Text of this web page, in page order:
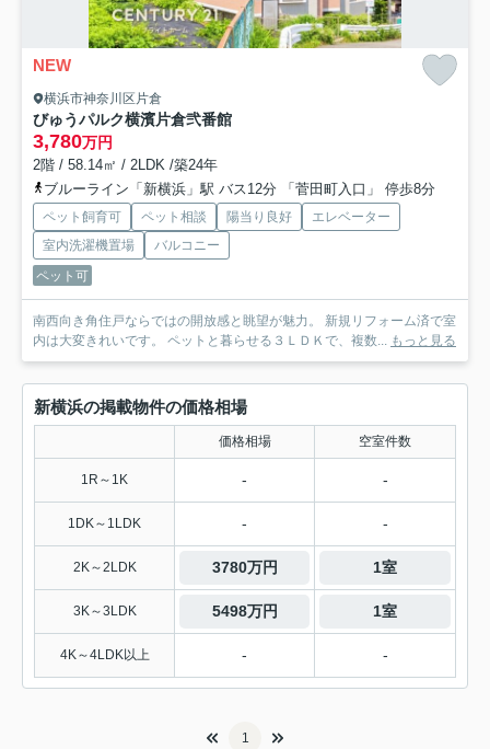
NEW
横浜市神奈川区片倉
びゅうパルク横濱片倉弐番館
3,780万円
2階 / 58.14㎡ / 2LDK /築24年
ブルーライン「新横浜」駅 バス12分 「菅田町入口」 停歩8分
ペット飼育可 ペット相談 陽当り良好
エレベーター
室内洗濯機置場
バルコニー
ペット可
南西向き角住戸ならではの開放感と眺望が魅力。 新規リフォーム済で室
内は大変きれいです。 ペットと暮らせる３ＬＤＫで、複数... もっと見る
新横浜の掲載物件の価格相場
価格相場 空室件数
1R～1K - -
1DK～1LDK - -
2K～2LDK 3780万円 1室
3K～3LDK 5498万円 1室
4K～4LDK以上 - -
1